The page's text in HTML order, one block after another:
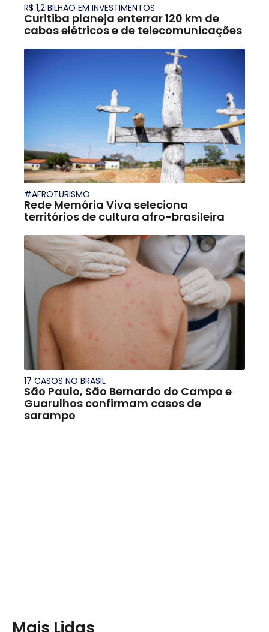
R$ 1,2 BILHÃO EM INVESTIMENTOS
Curitiba planeja enterrar 120 km de
cabos elétricos e de telecomunicações
#AFROTURISMO
Rede Memória Viva seleciona
territórios de cultura afro-brasileira
17 CASOS NO BRASIL
São Paulo, São Bernardo do Campo e
Guarulhos confirmam casos de
sarampo